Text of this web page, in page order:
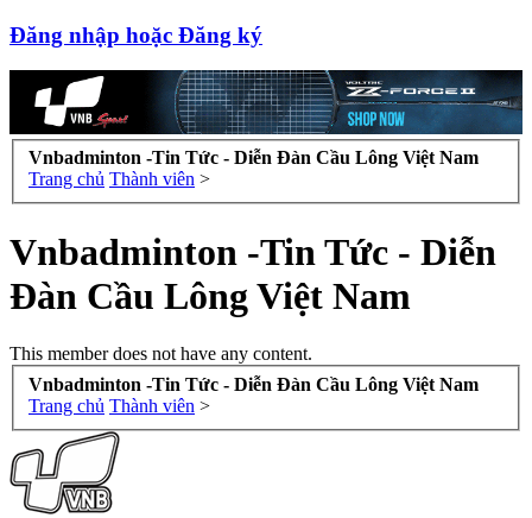
Đăng nhập hoặc Đăng ký
Vnbadminton -Tin Tức - Diễn Đàn Cầu Lông Việt Nam
Trang chủ Thành viên >
Vnbadminton -Tin Tức - Diễn
Đàn Cầu Lông Việt Nam
This member does not have any content.
Vnbadminton -Tin Tức - Diễn Đàn Cầu Lông Việt Nam
Trang chủ Thành viên >